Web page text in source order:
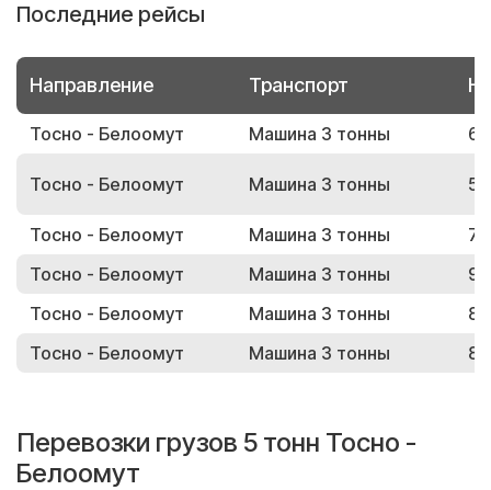
Последние рейсы
Направление Транспорт
Тосно - Белоомут Машина 3 тонны
Тосно - Белоомут Машина 3 тонны
Тосно - Белоомут Машина 3 тонны
Тосно - Белоомут
Машина 3 тонны
Тосно - Белоомут
Машина 3 тонны
Тосно - Белоомут
Машина 3 тонны
Перевозки грузов 5 тонн Тосно -
Белоомут